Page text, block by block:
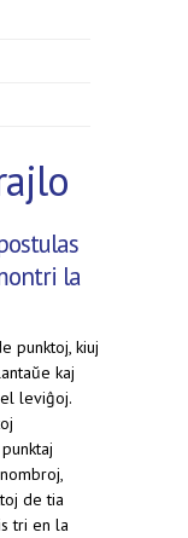
la
punktoj, kiuj
kaj
leviĝoj.
de tia
tri en la